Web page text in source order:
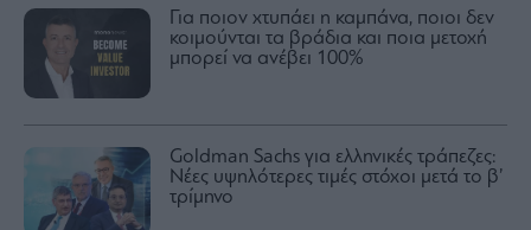
Για ποιον χτυπάει η καμπάνα, ποιοι δεν
κοιμούνται τα βράδια και ποια μετοχή
μπορεί να ανέβει 100%
Goldman Sachs για ελληνικές τράπεζες:
Νέες υψηλότερες τιμές στόχοι μετά το β’
τρίμηνο